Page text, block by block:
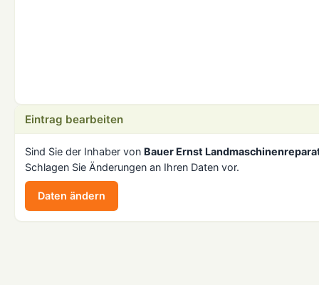
Eintrag bearbeiten
Sind Sie der Inhaber von Bauer Ernst
Schlagen Sie Änderungen an Ihren Daten vor.
Daten ändern